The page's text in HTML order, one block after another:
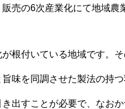
売の6次産業化にて地域農
根付いている地域です。
味を同調させた製法の持
出すことが必要で、なお